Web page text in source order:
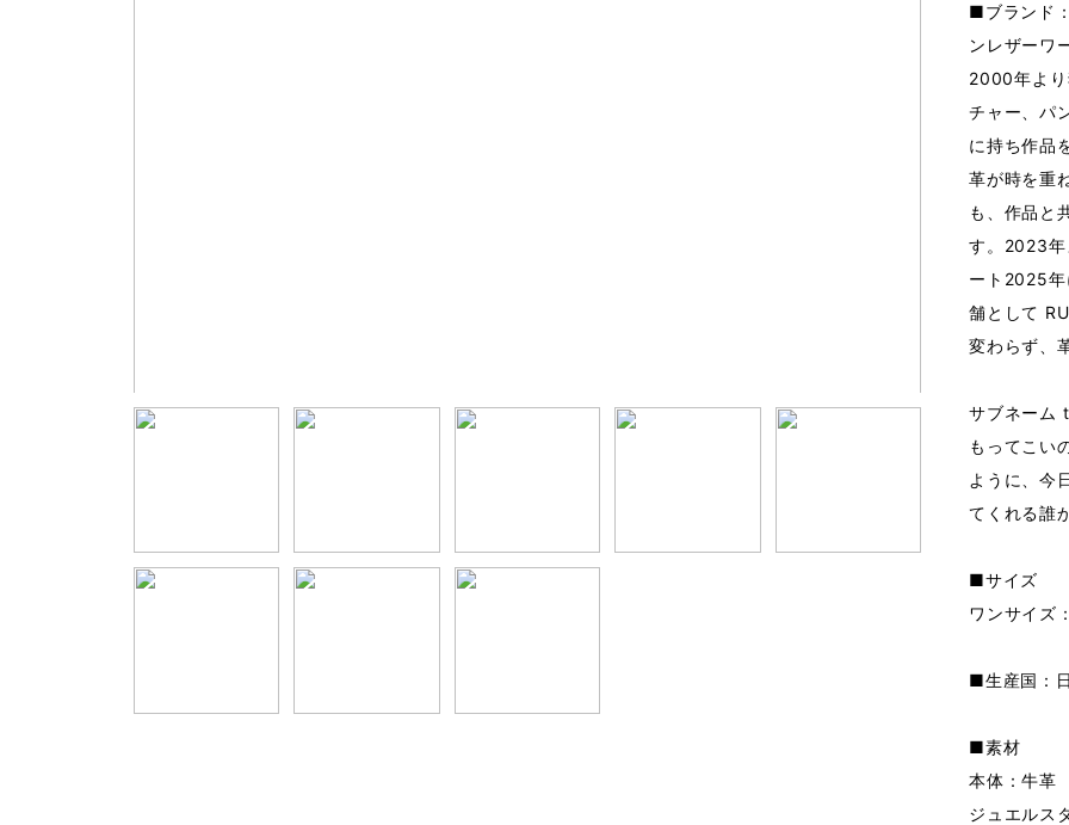
■ブランド
ンレザーワ
2000年より
チャー、パ
に持ち作品
革が時を重
も、作品と
す。2023年
ート2025年
舗として
変わらず、
サブネー
もってこい
ように、今
てくれる誰
■サイズ
ワンサイズ
■生産国：
■素材
本体：牛革
ジュエルス